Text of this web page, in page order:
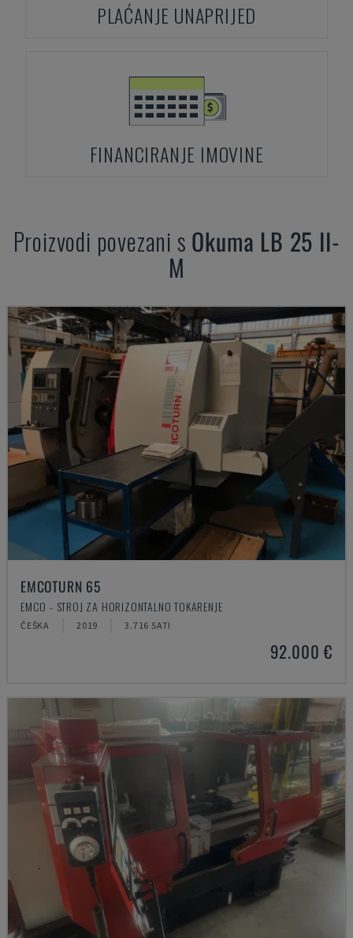
PLAĆANJE UNAPRIJED
FINANCIRANJE IMOVINE
Proizvodi povezani s Okuma LB 25 II-
M
EMCOTURN 65
EMCO - STROJ ZA HORIZONTALNO TOKARENJE
ČEŠKA 2019 3.716 SATI
92.000 €